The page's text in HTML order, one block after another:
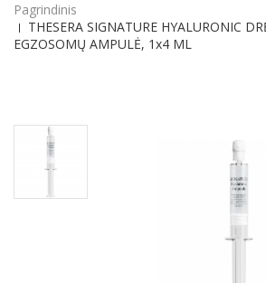
Pagrindinis
THESERA SIGNATURE HYALURONIC
EGZOSOMŲ AMPULĖ, 1x4 ML